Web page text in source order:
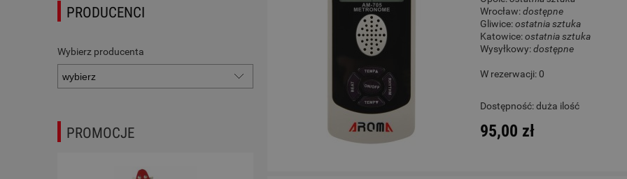
PRODUCENCI
Wybierz producenta
PROMOCJE
Wrocław:dostępne
Gliwice:ostatnia sztuka
Katowice:ostatnia sztuka
Wysyłkowy:dostępne
W rezerwacji: 0
Dostępność:duża ilość
95,00 zł